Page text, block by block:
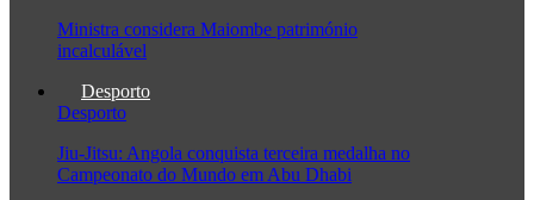
Ministra considera Maiombe património
incalculável
Desporto
Desporto
Jiu-Jitsu: Angola conquista terceira medalha no
Campeonato do Mundo em Abu Dhabi